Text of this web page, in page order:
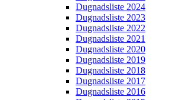
Dugnadsliste 2024
Dugnadsliste 2023
Dugnadsliste 2022
Dugnadsliste 2021
Dugnadsliste 2020
Dugnadsliste 2019
Dugnadsliste 2018
Dugnadsliste 2017
Dugnadsliste 2016